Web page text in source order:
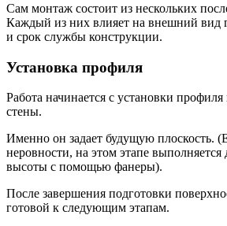
Сам монтаж состоит из нескольких
Каждый из них влияет на внешний вид
и срок службы конструкции.
Установка профиля
Работа начинается с установки
стены.
Именно он задает будущую плоскость.
неровности, на этом этапе
высоты с помощью фанеры).
После завершения подготовки
готовой к следующим этапам.